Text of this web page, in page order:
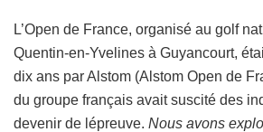
L’Open de France, organisé au golf
Quentin-en-Yvelines à Guyancourt,
dix ans par Alstom (Alstom Open de
du groupe français avait suscité des
devenir de lépreuve. Nous avons